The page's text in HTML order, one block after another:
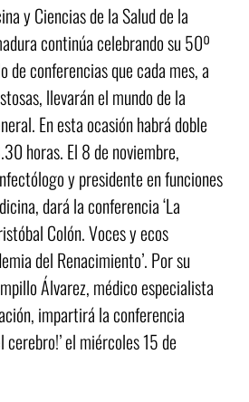
y Ciencias de la Salud de la
continúa celebrando su 50º
de conferencias que cada mes, a
llevarán el mundo de la
En esta ocasión habrá doble
horas. El 8 de noviembre,
y presidente en funciones
dará la conferencia ‘La
Colón. Voces y ecos
del Renacimiento’. Por su
Álvarez, médico especialista
impartirá la conferencia
cerebro!’ el miércoles 15 de